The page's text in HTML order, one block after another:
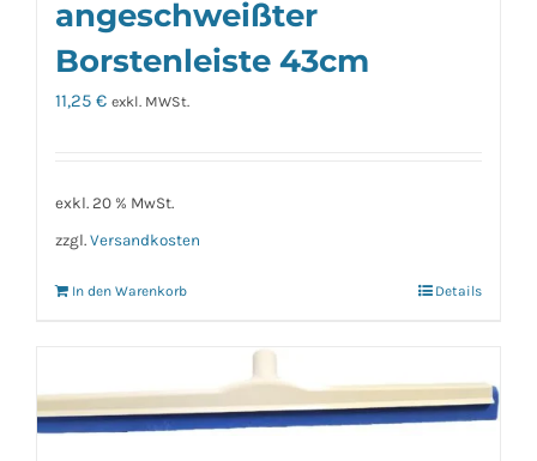
angeschweißter
Borstenleiste 43cm
11,25 € exkl. MWSt.
exkl. 20 % MwSt.
zzgl. Versandkosten
In den Warenkorb Details